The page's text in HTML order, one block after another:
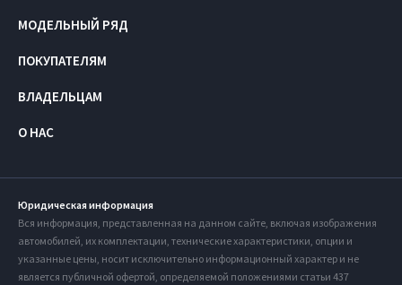
МОДЕЛЬНЫЙ РЯД
ПОКУПАТЕЛЯМ
ВЛАДЕЛЬЦАМ
О НАС
Юридическая информация
Вся информация, представленная на данном сайте, включая изображения
автомобилей, их комплектации, технические характеристики, опции и
указанные цены, носит исключительно информационный характер и не
является публичной офертой, определяемой положениями статьи 437